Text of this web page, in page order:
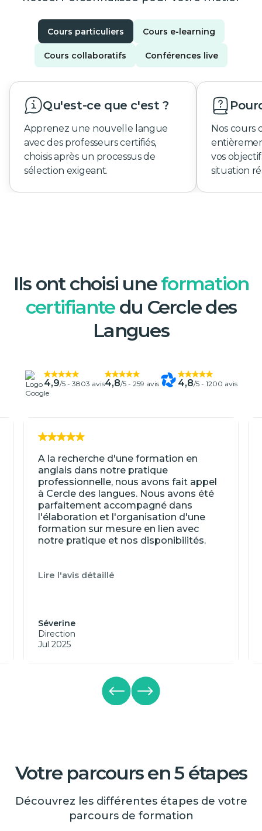
Cours particuliers Cours e-learning
Cours collaboratifs Conférences live
Qu'est-ce que c'est ?
Apprenez une nouvelle langue
avec des professeurs certifiés,
choisis après un processus de
sélection exigeant.
Nos cours
vos
situation
Ils ont choisi uneformation
certifiantedu Cercle des
Langues
4,9/5 - 3803 avis4,8/5 - 259 avis 4,8/5 - 1200 avis
A la recherche d'une formation en
anglais dans notre pratique
professionnelle, nous avons fait appel
à Cercle des langues. Nous avons été
parfaitement accompagné dans
l'élaboration et l'organisation d'une
formation sur mesure en lien avec
notre pratique et nos disponibilités.
Lire l'avis détaillé
Séverine
Direction
Jul 2025
Votre parcours en 5 étapes
Découvrez les différentes étapes de votre
parcours de formation